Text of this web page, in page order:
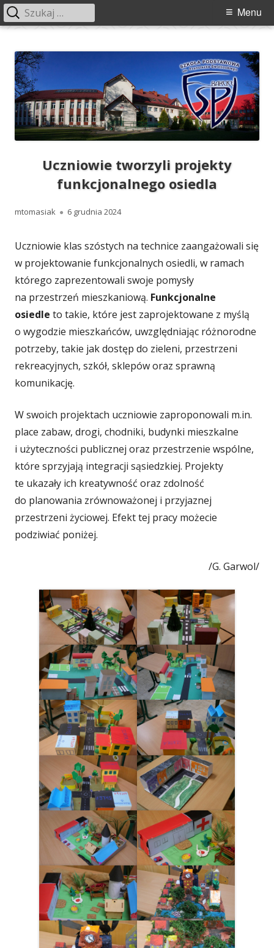
treści
Świebockiego w Barcicach
Menu
Menu
Szukaj:
Uczniowie tworzyli projekty
funkcjonalnego osiedla
Autor
mtomasiak Opublikowano
6 grudnia 2024
Uczniowie klas szóstych na technice zaangażowali się
w projektowanie funkcjonalnych osiedli, w ramach
którego zaprezentowali swoje pomysły
na przestrzeń mieszkaniową. Funkcjonalne
osiedle to takie, które jest zaprojektowane z myślą
o wygodzie mieszkańców, uwzględniając różnorodne
potrzeby, takie jak dostęp do zieleni, przestrzeni
rekreacyjnych, szkół, sklepów oraz sprawną
komunikację.
W swoich projektach uczniowie zaproponowali m.in.
place zabaw, drogi, chodniki, budynki mieszkalne
i użyteczności publicznej oraz przestrzenie wspólne,
które sprzyjają integracji sąsiedzkiej. Projekty
te ukazały ich kreatywność oraz zdolność
do planowania zrównoważonej i przyjaznej
przestrzeni życiowej. Efekt tej pracy możecie
podziwiać poniżej.
/G. Garwol/